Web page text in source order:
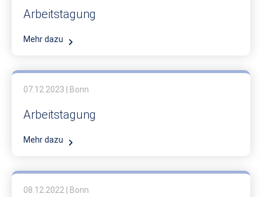
Arbeitstagung
Mehr dazu
07.12.2023 | Bonn
Arbeitstagung
Mehr dazu
08.12.2022 | Bonn